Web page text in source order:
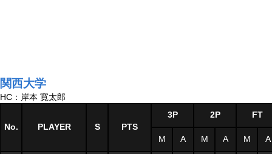
関西大学
HC：岸本 寛太郎
No. PLAYER S PTS
3P 2P FT
M A M A M A